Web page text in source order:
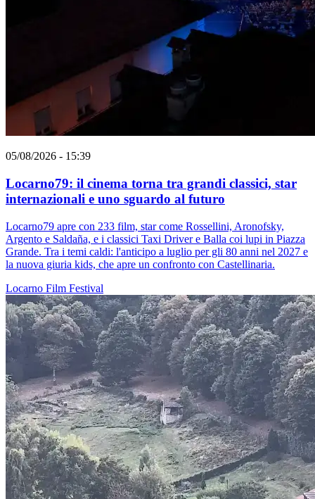
05/08/2026 - 15:39
Locarno79: il cinema torna tra grandi classici, star
internazionali e uno sguardo al futuro
Locarno79 apre con 233 film, star come Rossellini, Aronofsky,
Argento e Saldaña, e i classici Taxi Driver e Balla coi lupi in Piazza
Grande. Tra i temi caldi: l'anticipo a luglio per gli 80 anni nel 2027 e
la nuova giuria kids, che apre un confronto con Castellinaria.
Locarno Film Festival